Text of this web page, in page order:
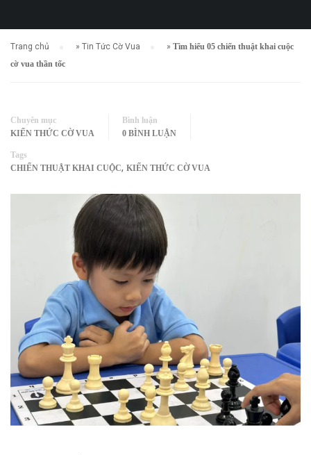
Trang chủ » Tin Tức Cờ Vua » Tìm hiểu 05 chiến thuật khai cuộc
cờ vua thần tốc
Chuyên mục
KIẾN THỨC CỜ VUA
Bình luận
0 BÌNH LUẬN
Tags
CHIẾN THUẬT KHAI CUỘC, KIẾN THỨC CỜ VUA